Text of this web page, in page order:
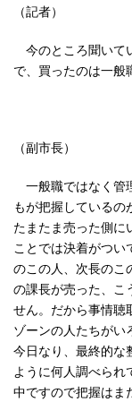
（記者）
今のところ聞いて
で、買ったのは一般
（副市長）
一般職ではなく管
もが把握している
たまたま売った側に
ことでは決着がつ
のこの人、次長のこ
の課長が売った、こ
せん。だから事情聴
ゾーンの人たちがい
今日なり、最終的な
ように何人調べら
中ですので把握はま